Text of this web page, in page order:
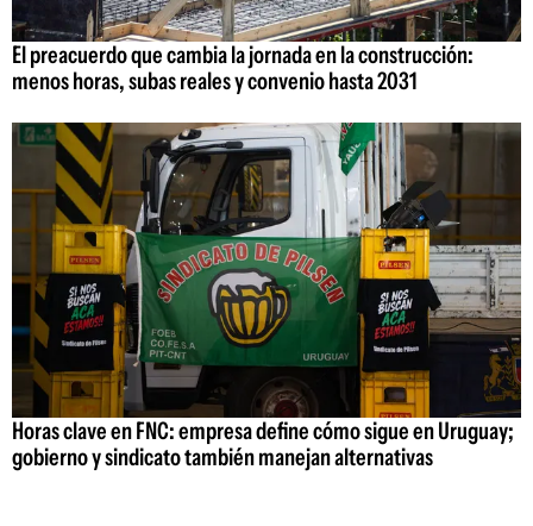
El preacuerdo que cambia la jornada en la construcción:
menos horas, subas reales y convenio hasta 2031
Horas clave en FNC: empresa define cómo sigue en Uruguay;
gobierno y sindicato también manejan alternativas